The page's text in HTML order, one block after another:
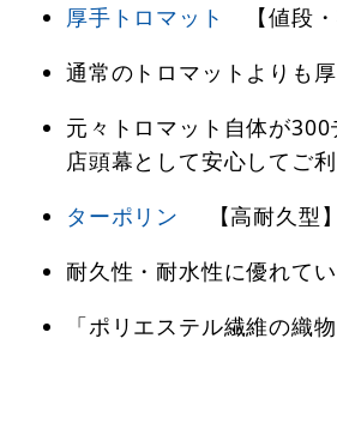
厚手トロマット
【値段・
通常のトロマットよりも
元々トロマット自体が
店頭幕として安心してご
ターポリン 【高耐久型】
耐久性・耐水性に優れてい
「ポリエステル繊維の織